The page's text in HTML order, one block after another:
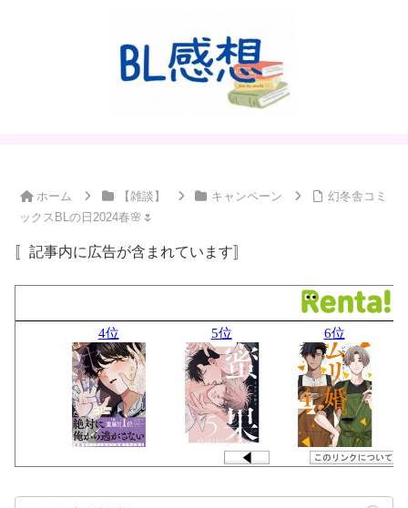
ホーム 【雑談】 キャンペーン
幻冬舎コミ
ックスBLの日2024春🌸🌷
〚記事内に広告が含まれています〛